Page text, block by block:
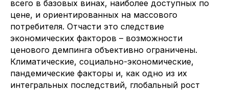
всего в базовых винах, наиболее доступных по
цене, и ориентированных на массового
потребителя. Отчасти это следствие
экономических факторов – возможности
ценового демпинга объективно ограничены.
Климатические, социально-экономические,
пандемические факторы и, как одно из их
интегральных последствий, глобальный рост